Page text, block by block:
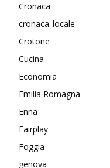
Cronaca
cronaca_locale
Crotone
Cucina
Economia
Emilia Romagna
Enna
Fairplay
Foggia
genova